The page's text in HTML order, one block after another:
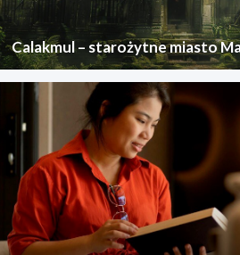
Calakmul – starożytne miasto